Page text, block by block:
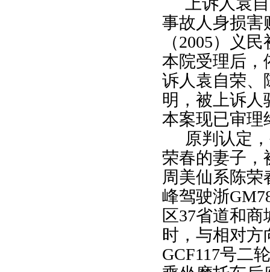
事故人身损害
（2005）义民
本院受理后，
诉人袁自荣、
明，被上诉人
本案现已审理
原判认定
荣春的妻子，
周美仙系陈荣
峰驾驶浙
区37省道和商
时，与相对方
GCF117号二